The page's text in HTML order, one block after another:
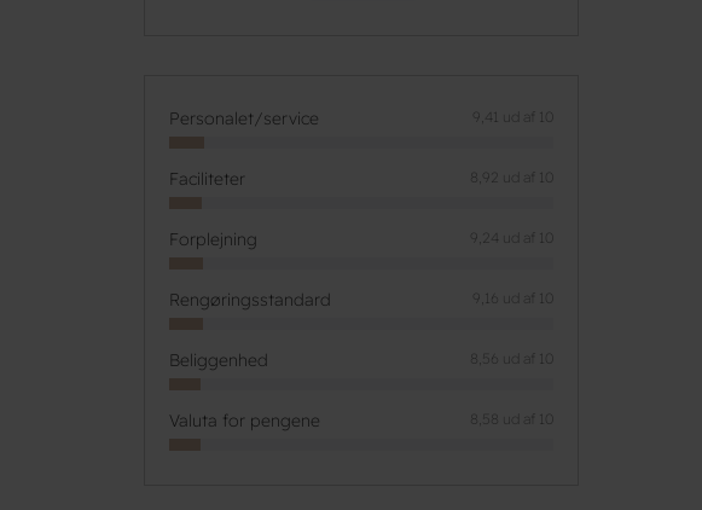
Personalet/service 9,41 ud af 10
Faciliteter 8,92 ud af 10
Forplejning 9,24 ud af 10
Rengøringsstandard 9,16 ud af 10
Beliggenhed 8,56 ud af 10
Valuta for pengene 8,58 ud af 10